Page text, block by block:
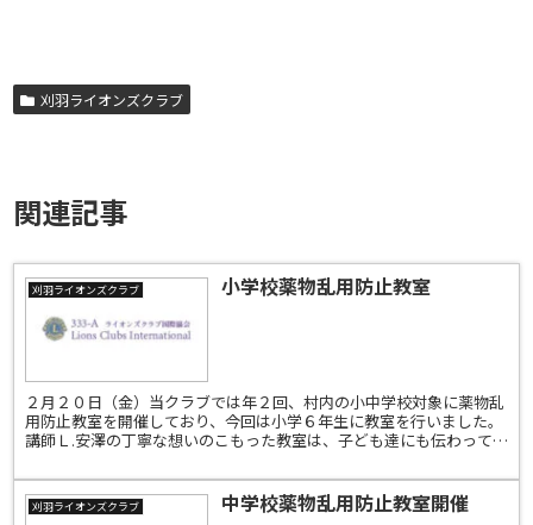
刈羽ライオンズクラブ
関連記事
刈羽ライオンズクラブ 小学校薬物乱用防止教室
２月２０日（金）当クラブでは年２回、村内の小中学校対象に薬物乱
用防止教室を開催しており、今回は小学６年生に教室を行いました。
講師Ｌ.安澤の丁寧な想いのこもった教室は、子ども達にも伝わってく
刈羽ライオンズクラブ 中学校薬物乱用防止教室開催